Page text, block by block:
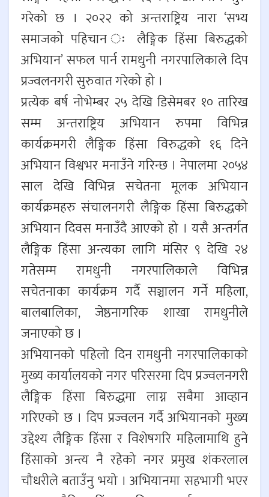
गरेको छ । २०२२ को अन्तराष्ट्रिय नारा ‘सभ्य
समाजको पहिचान ः लैङ्गिक हिंसा बिरुद्धको
अभियान’ सफल पार्न रामधुनी नगरपालिकाले दिप
प्रज्वलनगरी सुरुवात गरेको हो ।
प्रत्येक बर्ष नोभेम्बर २५ देखि डिसेमबर १० तारिख
सम्म अन्तराष्ट्रिय अभियान रुपमा विभिन्न
कार्यक्रमगरी लैङ्गिक हिंसा विरुद्धको १६ दिने
अभियान विश्वभर मनाउँने गरिन्छ । नेपालमा २०५४
साल देखि विभिन्न सचेतना मूलक अभियान
कार्यक्रमहरु संचालनगरी लैङ्गिक हिंसा बिरुद्धको
अभियान दिवस मनाउँदै आएको हो । यसै अन्तर्गत
लैङ्गिक हिंसा अन्त्यका लागि मंसिर ९ देखि २४
गतेसम्म रामधुनी नगरपालिकाले विभिन्न
सचेतनाका कार्यक्रम गर्दै सञ्चालन गर्ने महिला,
बालबालिका, जेष्ठनागरिक शाखा रामधुनीले
जनाएको छ ।
अभियानको पहिलो दिन रामधुनी नगरपालिकाको
मुख्य कार्यालयको नगर परिसरमा दिप प्रज्वलनगरी
लैङ्गिक हिंसा बिरुद्धमा लाग्न सबैमा आव्हान
गरिएको छ । दिप प्रज्वलन गर्दै अभियानको मुख्य
उद्देश्य लैङ्गिक हिंसा र विशेषगरि महिलामाथि हुने
हिंसाको अन्त्य नै रहेको नगर प्रमुख शंकरलाल
चौधरीले बताउँनु भयो । अभियानमा सहभागी भएर